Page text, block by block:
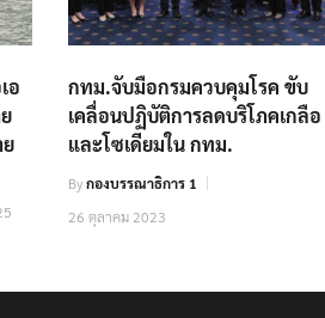
อ
กทม.จับมือกรมควบคุมโรค ขับ
เคลื่อนปฏิบัติการลดบริโภคเกลือ
และโซเดียมใน กทม.
Byกองบรรณาธิการ 1
26 ตุลาคม 2023